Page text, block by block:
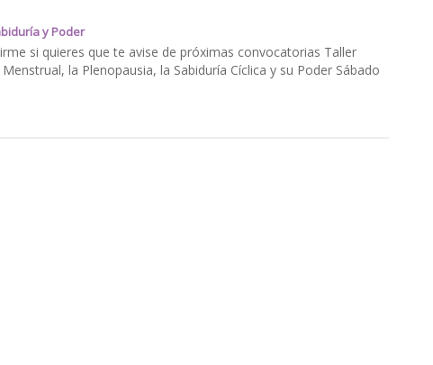
y Poder
si quieres que te avise de próximas convocatorias Taller
la Plenopausia, la Sabiduría Cíclica y su Poder Sábado